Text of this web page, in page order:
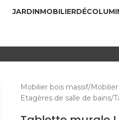
JARDINMOBILIERDÉCO
Mobilier bois massif
Etagères de salle de bains